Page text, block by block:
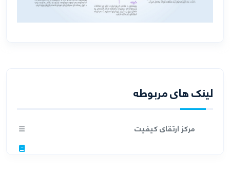
لینک های مربوطه
مرکز ارتقای کیفیت